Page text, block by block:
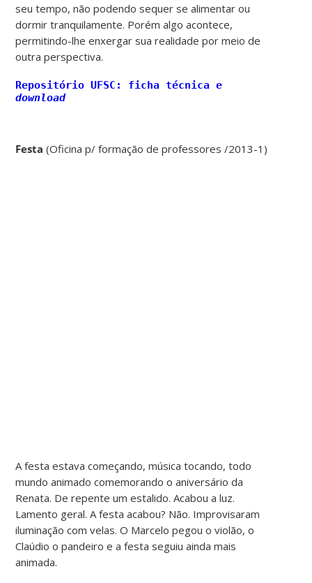
seu tempo, não podendo sequer se alimentar ou
dormir tranquilamente. Porém algo acontece,
permitindo-lhe enxergar sua realidade por meio de
outra perspectiva.
Repositório UFSC: ficha técnica e
download
Festa(Oficina p/ formação de professores /2013-1)
A festa estava começando, música tocando, todo
mundo animado comemorando o aniversário da
Renata. De repente um estalido. Acabou a luz.
Lamento geral. A festa acabou? Não. Improvisaram
iluminação com velas. O Marcelo pegou o violão, o
Claúdio o pandeiro e a festa seguiu ainda mais
animada.